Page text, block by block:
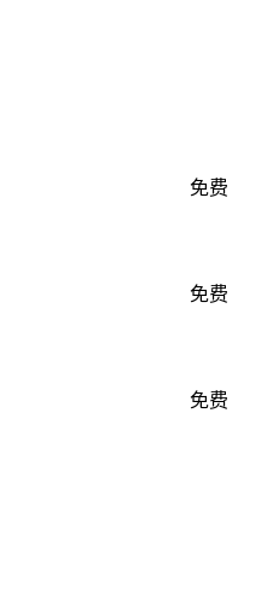
免费
免费
免费